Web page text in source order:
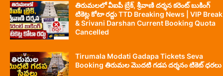
తిరుమలలో వీఐపీ బ్రేక్, శ్రీవాణి దర్శన కరెంట్ బుకింగ్
టికెట్ల కోటా రద్దు TTD Breaking News | VIP Break
& Srivani Darshan Current Booking Quota
Cancelled
Tirumala Modati Gadapa Tickets Seva
Booking తిరుమల మొదటి గడప దర్శనం టికెట్ ధరలు